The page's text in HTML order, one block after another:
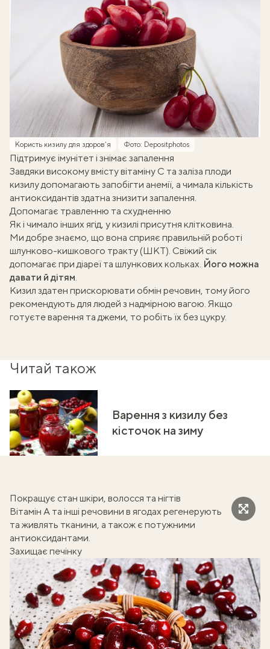
Користь кизилу для здоров’я Фото: Depositphotos
Підтримує імунітет і знімає запалення
Завдяки високому вмісту вітаміну С та заліза плоди
кизилу допомагають запобігти анемії, а чимала кількість
антиоксидантів здатна знизити запалення.
Допомагає травленню та схудненню
Як і чимало інших ягід, у кизилі присутня клітковина
Ми добре знаємо, що вона сприяє правильній роботі
шлунково-кишкового тракту (ШКТ). Свіжий сік
допомагає при діареї та шлункових кольках. Його можна
давати й дітям
Кизил здатен прискорювати обмін речовин, тому його
рекомендують для людей з надмірною вагою. Якщо
готуєте варення та джеми, то робіть їх без цукру.
Читай також
Варення з кизилу без
кісточок на зиму
Покращує стан шкіри, волосся та нігтів
Вітамін А та інші речовини в ягодах регенерують
та живлять тканини, а також є потужними
антиоксидантами.
Захищає печінку